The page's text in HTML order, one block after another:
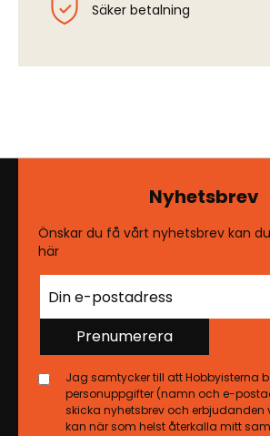
Säker betalning
Nyhetsbrev
Önskar du få vårt nyhetsbrev kan
här
Prenumerera
Jag samtycker till att Hobbyisterna
personuppgifter (namn och e-
skicka nyhetsbrev och erbjudanden
kan när som helst återkalla mitt